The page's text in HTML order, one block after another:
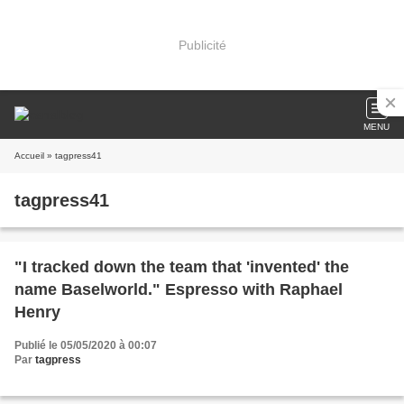
Publicité
MENU
Accueil » tagpress41
tagpress41
"I tracked down the team that 'invented' the
name Baselworld." Espresso with Raphael
Henry
Publié le 05/05/2020 à 00:07
Par tagpress